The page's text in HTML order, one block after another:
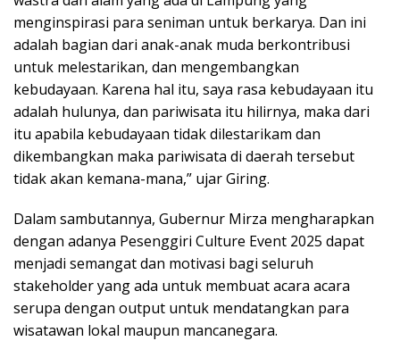
menginspirasi para seniman untuk berkarya. Dan ini
adalah bagian dari anak-anak muda berkontribusi
untuk melestarikan, dan mengembangkan
kebudayaan. Karena hal itu, saya rasa kebudayaan itu
adalah hulunya, dan pariwisata itu hilirnya, maka dari
itu apabila kebudayaan tidak dilestarikam dan
dikembangkan maka pariwisata di daerah tersebut
tidak akan kemana-mana,” ujar Giring.
Dalam sambutannya, Gubernur Mirza mengharapkan
dengan adanya Pesenggiri Culture Event 2025 dapat
menjadi semangat dan motivasi bagi seluruh
stakeholder yang ada untuk membuat acara acara
serupa dengan output untuk mendatangkan para
wisatawan lokal maupun mancanegara.